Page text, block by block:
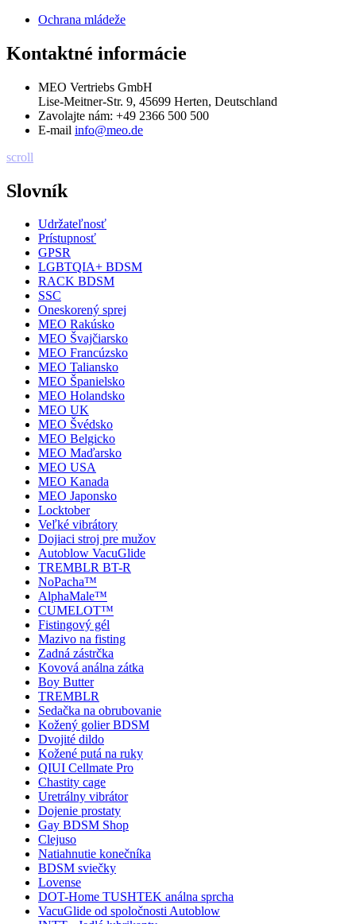
Ochrana mládeže
Kontaktné informácie
MEO Vertriebs GmbH
Lise-Meitner-Str. 9, 45699 Herten, Deutschland
Zavolajte nám: +49 2366 500 500
E-mail info@meo.de
scroll
Slovník
Udržateľnosť
Prístupnosť
GPSR
LGBTQIA+ BDSM
RACK BDSM
SSC
Oneskorený sprej
MEO Rakúsko
MEO Švajčiarsko
MEO Francúzsko
MEO Taliansko
MEO Španielsko
MEO Holandsko
MEO UK
MEO Švédsko
MEO Belgicko
MEO Maďarsko
MEO USA
MEO Kanada
MEO Japonsko
Locktober
Veľké vibrátory
Dojiaci stroj pre mužov
Autoblow VacuGlide
TREMBLR BT-R
NoPacha™
AlphaMale™
CUMELOT™
Fistingový gél
Mazivo na fisting
Zadná zástrčka
Kovová análna zátka
Boy Butter
TREMBLR
Sedačka na obrubovanie
Kožený golier BDSM
Dvojité dildo
Kožené putá na ruky
QIUI Cellmate Pro
Chastity cage
Uretrálny vibrátor
Dojenie prostaty
Gay BDSM Shop
Clejuso
Natiahnutie konečníka
BDSM sviečky
Lovense
DOT-Home TUSHTEK análna sprcha
VacuGlide od spoločnosti Autoblow